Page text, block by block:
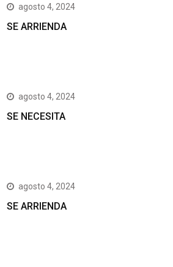
agosto 4, 2024
SE ARRIENDA
agosto 4, 2024
SE NECESITA
agosto 4, 2024
SE ARRIENDA